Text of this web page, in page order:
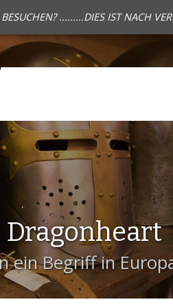
.........DIES IST NACH
ein Begriff in